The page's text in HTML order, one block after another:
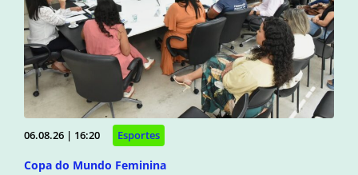
06.08.26 | 16:20 Esportes
Copa do Mundo Feminina